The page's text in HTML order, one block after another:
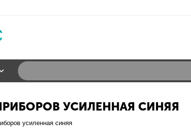
УСИЛЕННАЯ СИНЯЯ
усиленная синяя